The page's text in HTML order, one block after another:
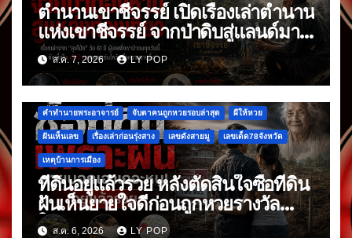
ตำนานเขาชีจรรย์ เปิดเรื่องเล่าตำนาน
แห่งเขาชีจรรย์ จากป่าดิบสู่แลนด์มาร์
กดัง
ส.ค. 7, 2026 LY POP
คำทำนายพระอาจารย์ จับตาคนถูกหวยรอบล่าสุด ผีให้หวย
ฝันเห็นเลข เรื่องเล่าก่อนรุ่งสาง เลขดังสายมู เลขเด็ด78จังหวัด
เหตุบ้านการเมือง
ที่ดินอยู่แล้วรวย หลังตัดสินใจซื้อที่ดิน
ฝันเห็นยายใจดีก่อนถูกหวยรางวัล
ใหญ่
ส.ค. 6, 2026 LY POP